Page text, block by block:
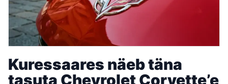
Kuressaares näeb täna
tasuta Chevrolet Corvette’e